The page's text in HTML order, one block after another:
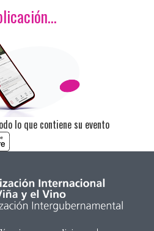
lo que contiene su evento